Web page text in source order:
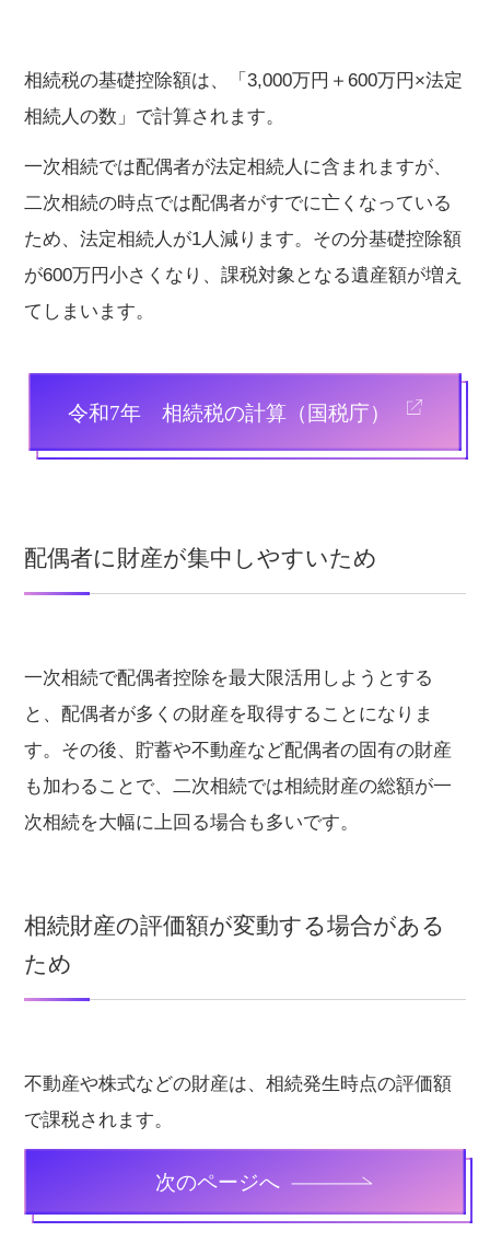
相続税の基礎控除額は、「3,000万円＋600万円×法定
相続人の数」で計算されます。
一次相続では配偶者が法定相続人に含まれますが、
二次相続の時点では配偶者がすでに亡くなっている
ため、法定相続人が1人減ります。その分基礎控除額
が600万円小さくなり、課税対象となる遺産額が増え
てしまいます。
令和7年 相続税の計算（国税庁）
配偶者に財産が集中しやすいため
一次相続で配偶者控除を最大限活用しようとする
と、配偶者が多くの財産を取得することになりま
す。その後、貯蓄や不動産など配偶者の固有の財産
も加わることで、二次相続では相続財産の総額が一
次相続を大幅に上回る場合も多いです。
相続財産の評価額が変動する場合がある
ため
不動産や株式などの財産は、相続発生時点の評価額
で課税されます。
次のページへ